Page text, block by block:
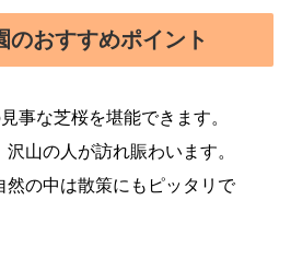
のおすすめポイント
事な芝桜を堪能できます。
沢山の人が訪れ賑わいます。
然の中は散策にもピッタリで